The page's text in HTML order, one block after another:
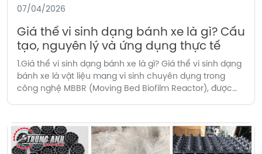
07/04/2026
Giá thể vi sinh dạng bánh xe là gì? Cấu
tạo, nguyên lý và ứng dụng thực tế
1.Giá thể vi sinh dạng bánh xe là gì? Giá thể vi sinh dạng
bánh xe là vật liệu mang vi sinh chuyên dụng trong
công nghệ MBBR (Moving Bed Biofilm Reactor), được